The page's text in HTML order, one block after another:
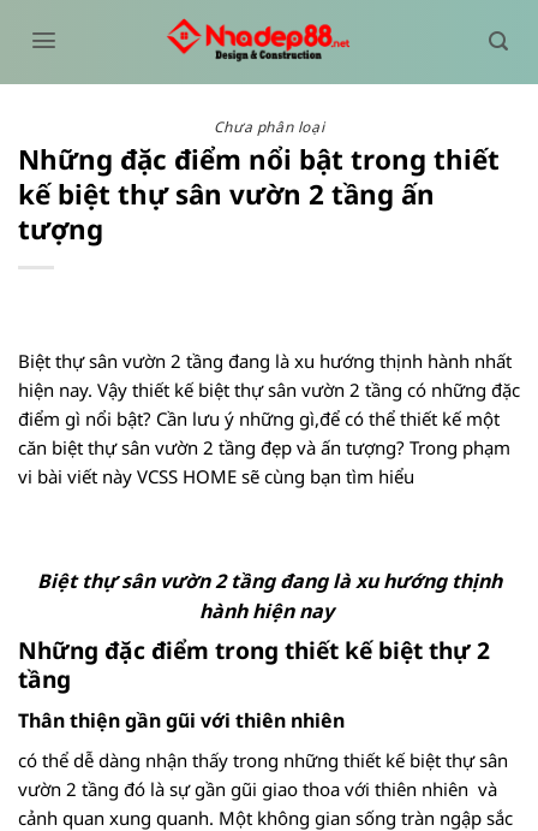
qua
Chưa phân loại
Những đặc điểm nổi bật trong thiết
kế biệt thự sân vườn 2 tầng ấn
tượng
Biệt thự sân vườn 2 tầng đang là xu hướng thịnh hành nhất
hiện nay. Vậy thiết kế biệt thự sân vườn 2 tầng có những đặc
điểm gì nổi bật? Cần lưu ý những gì,để có thể thiết kế một
căn biệt thự sân vườn 2 tầng đẹp và ấn tượng? Trong phạm
vi bài viết này VCSS HOME sẽ cùng bạn tìm hiểu
Biệt thự sân vườn 2 tầng đang là xu hướng thịnh
hành hiện nay
Những đặc điểm trong thiết kế biệt thự 2
tầng
Thân thiện gần gũi với thiên nhiên
có thể dễ dàng nhận thấy trong những thiết kế biệt thự sân
vườn 2 tầng đó là sự gần gũi giao thoa với thiên nhiên và
cảnh quan xung quanh. Một không gian sống tràn ngập sắc